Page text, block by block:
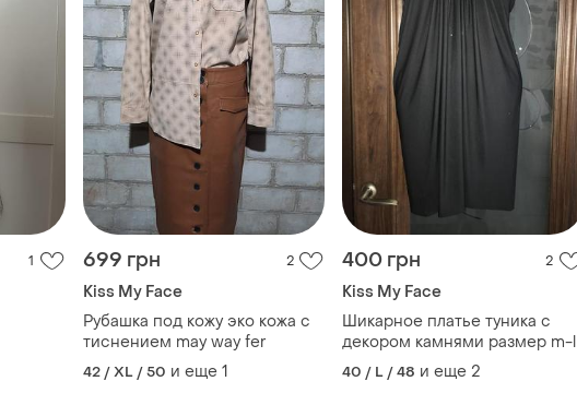
1 699 грн 2
Kiss My Face
Рубашка под кожу эко кожа с
тиснением may way fer
42 / XL / 50 и еще 1
400 грн 2
Kiss My Face
Шикарное платье туника с
декором камнями размер m-l
40 / L / 48 и еще 2